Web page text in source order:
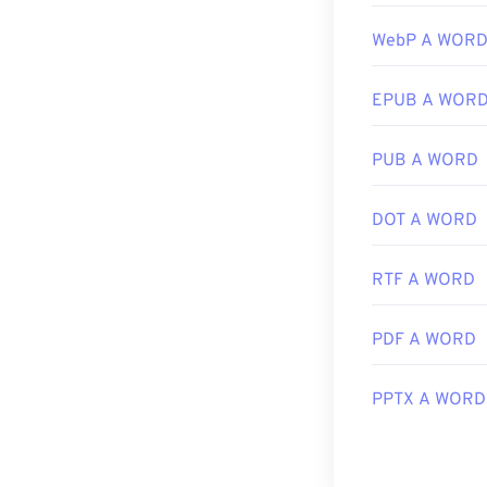
visualizzatore
mouse e
applicazioni
Sviluppato da:
Utilizza il nostro
WebP A WORD
EPUB A WORD
PUB A WORD
DOT A WORD
RTF A WORD
PDF A WORD
PPTX A WORD